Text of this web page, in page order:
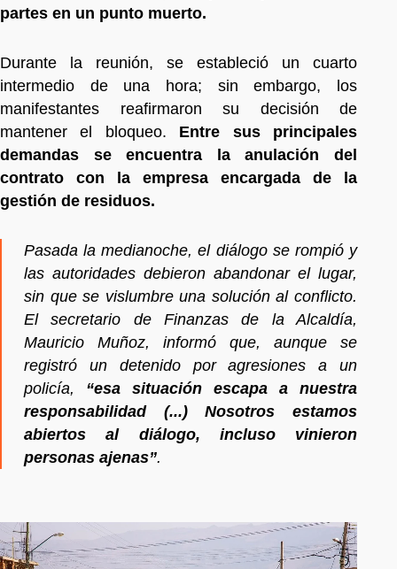
partes en un punto muerto.
Durante la reunión, se estableció un cuarto
intermedio de una hora; sin embargo, los
manifestantes reafirmaron su decisión de
mantener el bloqueo. Entre sus principales
demandas se encuentra la anulación del
contrato con la empresa encargada de la
gestión de residuos.
Pasada la medianoche, el diálogo se rompió y
las autoridades debieron abandonar el lugar,
sin que se vislumbre una solución al conflicto.
El secretario de Finanzas de la Alcaldía,
Mauricio Muñoz, informó que, aunque se
registró un detenido por agresiones a un
policía, “esa situación escapa a nuestra
responsabilidad (...) Nosotros estamos
abiertos al diálogo, incluso vinieron
personas ajenas”.